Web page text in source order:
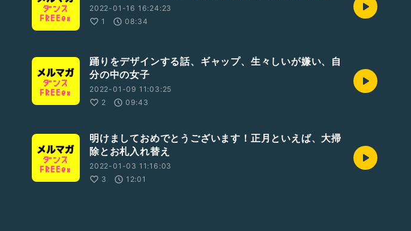
2022-01-16 16:24:23
1
08:34
踊りをデザインする話、ギャップ、生々しいが嫌い、自
分の中の女子
2022-01-09 11:03:25
2
09:43
明けましておめでとうございます！正月といえば、大掃
除とお札入れ替え
2022-01-03 11:16:03
3
12:01